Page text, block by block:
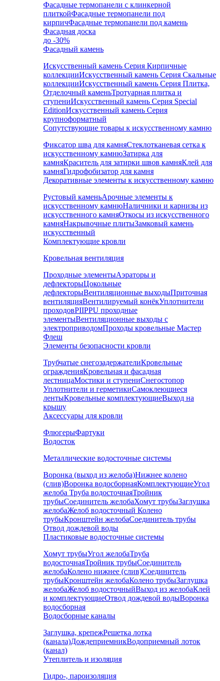
Фасадные термопанели с клинкерной
плиткойФасадные термопанели под
кирпичФасадные термопанели под камень
Фасадная доска
до -30%
Фасадный камень
Искусственный камень Серия Кирпичные
коллекцииИскусственный камень Серия Скальные
коллекцииИскусственный камень Серия Плитка,
Отделочный каменьТротуарная плитка и
ступениИскусственный камень Серия Special
EditionИскусственный камень Серия
крупноформатный
Сопутствующие товары к искусственному камню
Фиксатор шва для камняСтеклотканевая сетка к
искусственному камнюЗатирка для
камняКраситель для затирки швов камняКлей для
камняГидрофобизатор для камня
Декоративные элементы к искусственному камню
Рустовый каменьАрочные элементы к
искусственному камнюНаличники и карнизы из
искусственного камняОткосы из искусственного
камняНакрывочные плитыЗамковый камень
искусственный
Комплектующие кровли
Кровельная вентиляция
Проходные элементыАэраторы и
дефлекторыЦокольные
дефлекторыВентиляционные выходыПриточная
вентиляцияВентилируемый конёкУплотнители
проходовPIIPPU проходные
элементыВентиляционные выходы с
электроприводомПроходы кровельные Мастер
Флеш
Элементы безопасности кровли
Трубчатые снегозадержателиКровельные
огражденияКровельная и фасадная
лестницаМостики и ступениСнегостопор
Уплотнители и герметикиСамоклеющиеся
лентыКровельные комплектующиеВыход на
крышу
Аксессуары для кровли
ФлюгерыФартуки
Водосток
Металлические водосточные системы
Воронка (выход из желоба)Нижнее колено
(слив)Воронка водосборнаяКомплектующиеУгол
желоба Труба водосточнаяТройник
трубыСоединитель желобаХомут трубыЗаглушка
желобаЖелоб водосточный Колено
трубыКронштейн желобаСоединитель трубы
Отвод дождевой воды
Пластиковые водосточные системы
Хомут трубыУгол желобаТруба
водосточнаяТройник трубыСоединитель
желобаКолено нижнее (слив)Соединитель
трубыКронштейн желобаКолено трубыЗаглушка
желобаЖелоб водосточныйВыход из желобаКлей
и комплектующиеОтвод дождевой водыВоронка
водосборная
Водосборные каналы
Заглушка, крепежРешетка лотка
(канала)ДождеприемникВодоприемный лоток
(канал)
Утеплитель и изоляция
Гидро-, пароизоляция